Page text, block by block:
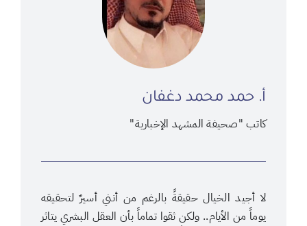
أ. حمد محمد دغفان
كاتب "صحيفة المشهد الإخبارية"
لا أجيد الخيال حقيقةً بالرغم من أنني أسيرٌ لتحقيقه
يوماً من الأيام.. ولكن ثقوا تماماً بأن العقل البشري يتاثر